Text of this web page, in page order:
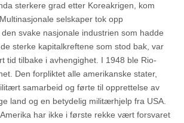
sterkere grad etter Koreakrigen, kom
selskaper tok opp
svake nasjonale industrien som hadde
sterke kapitalkreftene som stod bak, var
tid tilbake i avhengighet. I 1948 ble Rio-
Den forpliktet alle amerikanske stater,
samarbeid og førte til opprettelse av
land og en betydelig militærhjelp fra USA.
har ikke i første rekke vært forsvaret